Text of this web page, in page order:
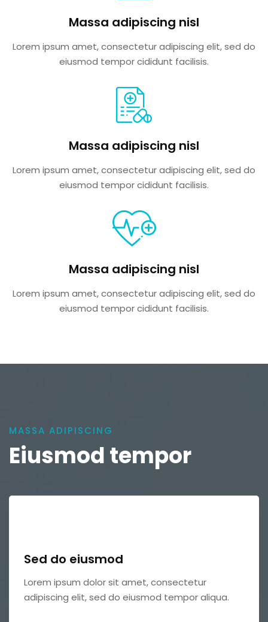
Massa adipiscing nisl
Lorem ipsum amet, consectetur adipiscing elit, sed do
eiusmod tempor cididunt facilisis.
Massa adipiscing nisl
Lorem ipsum amet, consectetur adipiscing elit, sed do
eiusmod tempor cididunt facilisis.
Massa adipiscing nisl
Lorem ipsum amet, consectetur adipiscing elit, sed do
eiusmod tempor cididunt facilisis.
MASSA ADIPISCING
Eiusmod tempor
Sed do eiusmod
Lorem ipsum dolor sit amet, consectetur
adipiscing elit, sed do eiusmod tempor aliqua.